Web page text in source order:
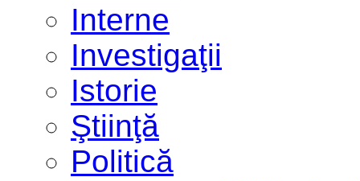
Interne
Investigaţii
Istorie
Ştiinţă
Politică